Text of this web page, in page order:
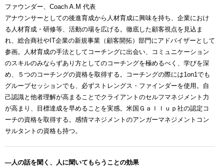
ファウンダー、Coach A.M 代表
アナウンサーとしての後進育成から人材育成に興味を持ち、企業におけ
る人材育成・研修等、活動の場を広げる。徹底した顧客視点を見込ま
れ、総合商社やIT企業の新規事業（顧客開拓）部門にアドバイザーとして
参画。人材育成の手法としてコーチングに出会い、コミュニケーション
のスキルのみならずあり方としてのコーチングを極めるべく、学びを深
め、５つのコーチングの資格を取得する。コーチングの際には1on1でも
グループセッションでも、必ずストレングス・ファインダーを使用。自
己認識と他者理解が高まることでクライアントのセルフマネジメント力
が高まり、目標達成を早めることを実感。米国Ｇａｌｌｕｐ社の認定コ
ーチの資格を取得する。感情マネジメントのアンガーマネジメントコン
サルタントの資格も持つ。
―人の話を聞く、人に聞いてもらうことの効果